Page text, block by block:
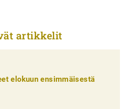
artikkelit
elokuun ensimmäisestä